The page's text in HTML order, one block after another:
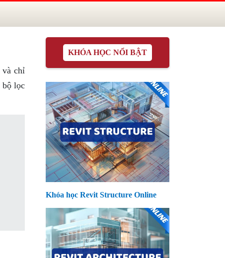
và chỉ
bộ lọc
KHÓA HỌC NỔI BẬT
Khóa học Revit Structure Online